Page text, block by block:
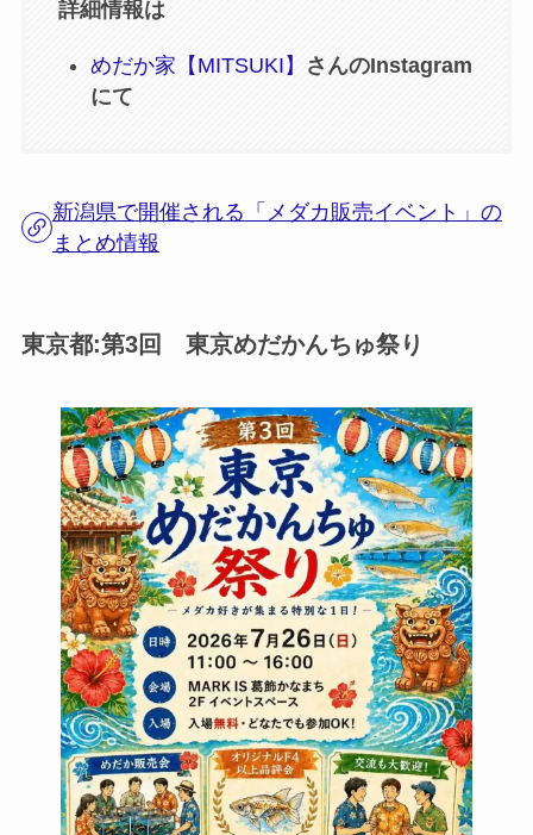
詳細情報は
めだか家【MITSUKI】
さんのInstagram
にて
新潟県で開催される「メダカ販売イベント」の
まとめ情報
東京都:第3回 東京めだかんちゅ祭り